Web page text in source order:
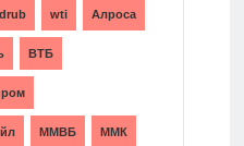
wti Алроса
ВТБ
ММВБ ММК